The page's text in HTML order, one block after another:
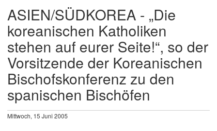
ASIEN/SÜDKOREA - „Die
koreanischen Katholiken
stehen auf eurer Seite!“, so der
Vorsitzende der Koreanischen
Bischofskonferenz zu den
spanischen Bischöfen
Mittwoch, 15 Juni 2005